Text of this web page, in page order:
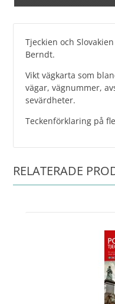
Tjeckien och
Berndt.
Vikt vägkarta som
vägar, vägnummer,
sevärdheter.
Teckenförklaring på
RELATERADE